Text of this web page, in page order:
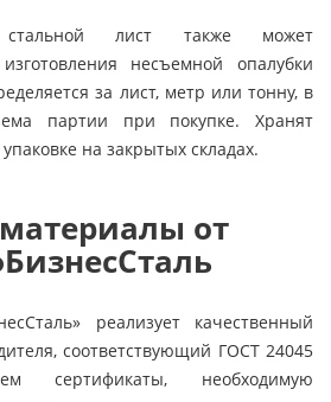
стальной лист также может
несъемной опалубки
за лист, метр или тонну, в
партии при покупке. Хранят
на закрытых складах.
от
реализует качественный
соответствующий ГОСТ 24045
сертификаты, необходимую